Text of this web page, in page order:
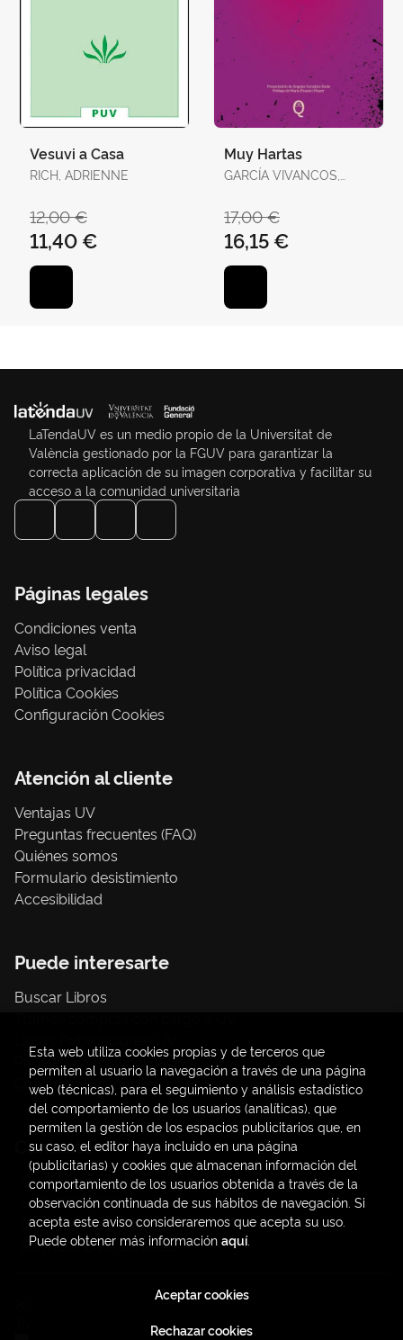
Vesuvi a Casa
RICH, ADRIENNE
12,00 €
11,40 €
Muy Hartas
GARCÍA VIVANCOS,
17,00 €
16,15 €
LaTendaUV es un medio propio de la Universitat de
València gestionado por la FGUV para garantizar la
correcta aplicación de su imagen corporativa y facilitar su
acceso a la comunidad universitaria
Páginas legales
Condiciones venta
Aviso legal
Política privacidad
Política Cookies
Configuración Cookies
Atención al cliente
Ventajas UV
Preguntas frecuentes (FAQ)
Quiénes somos
Formulario desistimiento
Accesibilidad
Puede interesarte
Buscar Libros
Papelería / material oficina
Consumo Sostenible
Contacto
C/ Amadeo de Saboya, 4
(+34) 963828968
latendauv@fundacio.es
Formulario de contacto
. Todos los Derechos Reservados |
Esta web utiliza cookies propias y de terceros que
permiten al usuario la navegación a través de una página
web (técnicas), para el seguimiento y análisis estadístico
del comportamiento de los usuarios (analíticas), que
permiten la gestión de los espacios publicitarios que, en
su caso, el editor haya incluido en una página
(publicitarias) y cookies que almacenan información del
comportamiento de los usuarios obtenida a través de la
observación continuada de sus hábitos de navegación. Si
acepta este aviso consideraremos que acepta su uso.
Puede obtener más información aquí.
Rechazar cookies
Aceptar cookies